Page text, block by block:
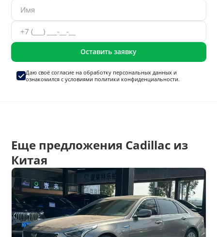
Оставить заявку
Даю своё согласие на обработку персональных данныхи
ознакомился с условиями политики конфиденциальности.
Еще предложения Cadillac из
Китая